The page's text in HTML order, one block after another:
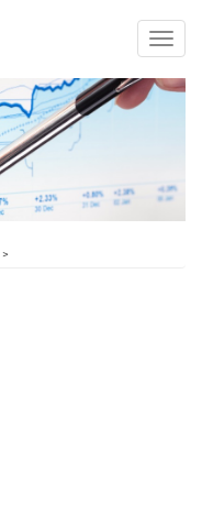
Toggle
>